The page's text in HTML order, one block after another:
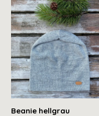
Beanie hellgrau